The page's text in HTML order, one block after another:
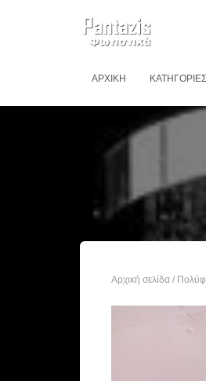
ΑΡΧΙΚΉ
Αρχική σελίδα /